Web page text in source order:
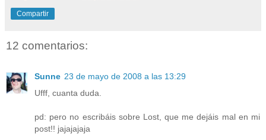
Compartir
12 comentarios:
Sunne 23 de mayo de 2008 a las 13:29
Ufff, cuanta duda.
pd: pero no escribáis sobre Lost, que me dejáis mal en mi
post!! jajajajaja